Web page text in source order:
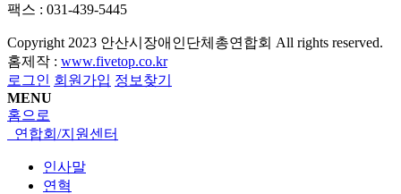
팩스 : 031-439-5445
Copyright 2023 안산시장애인단체총연합회 All rights reserved.
홈제작 : www.fivetop.co.kr
로그인 회원가입 정보찾기
MENU
홈으로
연합회/지원센터
인사말
연혁